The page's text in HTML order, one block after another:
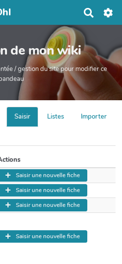
e
r
c
r
de mon wiki
/ gestion du site pour modifier ce
Saisir Listes Importer
Saisir une nouvelle fiche
Saisir une nouvelle fiche
Saisir une nouvelle fiche
Saisir une nouvelle fiche